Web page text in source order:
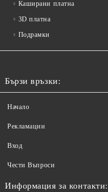
Каширани платна
3D платна
Подрамки
Бързи връзки:
Начало
Рекламации
Вход
Чести Въпроси
Информация за контакти: